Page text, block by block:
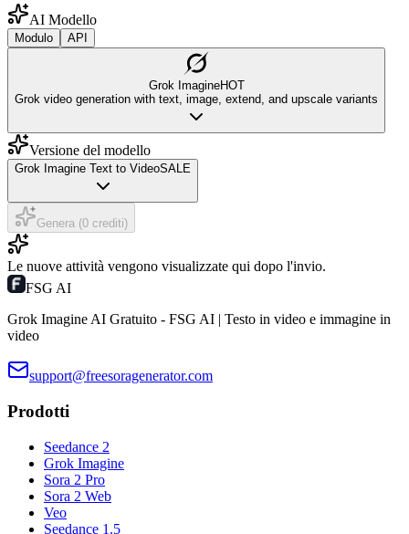
AI Modello
Modulo API
Grok ImagineHOT
Grok video generation with text, image, extend, and upscale variants
Versione del modello
Grok Imagine Text to VideoSALE
Genera (0 crediti)
Le nuove attività vengono visualizzate qui dopo l'invio.
FSG AI
Grok Imagine AI Gratuito - FSG AI | Testo in video e immagine in
video
support@freesoragenerator.com
Prodotti
Seedance 2
Grok Imagine
Sora 2 Pro
Sora 2 Web
Veo
Seedance 1.5